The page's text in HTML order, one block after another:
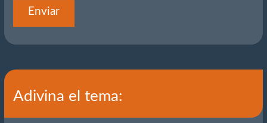
Enviar
Adivina el tema: